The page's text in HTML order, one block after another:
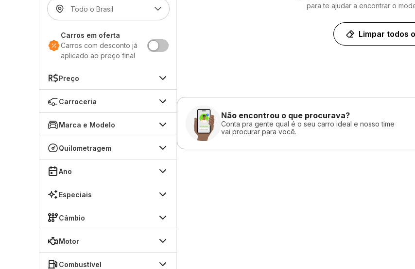
Carros em oferta
Carros com desconto já
aplicado ao preço final
Preço
Carroceria
Marca e Modelo
Quilometragem
Ano
Especiais
Câmbio
Motor
Combustível
para te ajudar a encontrar o
Limpar todos
Não encontrou o que procurava?
Conta pra gente qual é o seu carro ideal e nosso time
vai procurar para você.